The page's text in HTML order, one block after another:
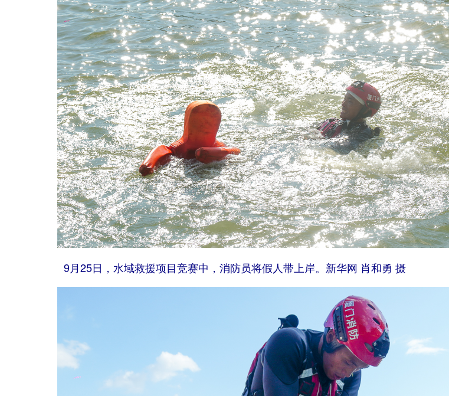
9月25日，水域救援项目竞赛中，消防员将假人带上岸。新华网 肖和勇 摄